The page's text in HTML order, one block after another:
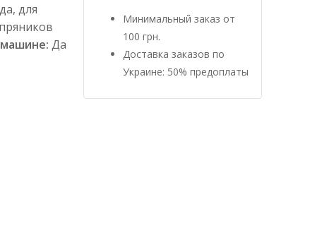
для
Да
Минимальный заказ от
100 грн.
Доставка заказов по
Украине: 50% предоплаты